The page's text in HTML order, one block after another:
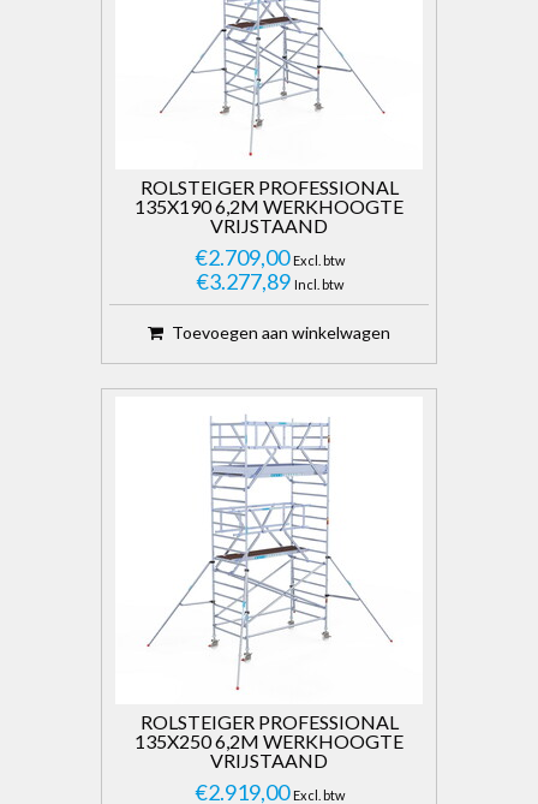
ROLSTEIGER PROFESSIONAL
135X190 6,2M WERKHOOGTE
VRIJSTAAND
€2.709,00 Excl. btw
€3.277,89 Incl. btw
Toevoegen aan winkelwagen
ROLSTEIGER PROFESSIONAL
135X250 6,2M WERKHOOGTE
VRIJSTAAND
€2.919,00 Excl. btw